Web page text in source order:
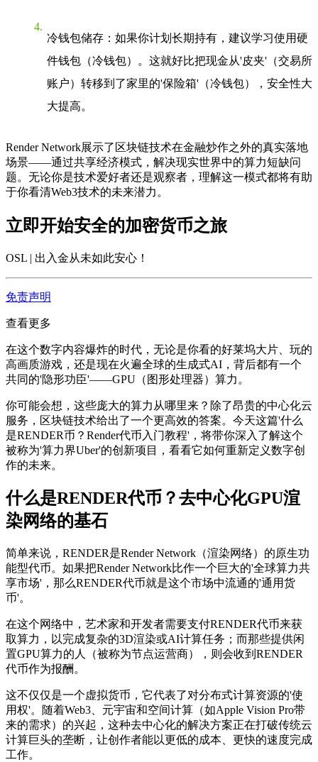
冷钱包储存 ：如果你计划长期持有，建议学习使用硬
件钱包（冷钱包）。这就好比把现金从'皮夹'（交易所
账户）转移到了家里的'保险箱'（冷钱包），安全性大
大提高。
Render Network展示了区块链技术在金融炒作之外的真实落地
场景——通过共享经济模式，解决现实世界中的算力短缺问
题。无论你是技术爱好者还是观察者，理解这一模式都将有助
于你看清Web3技术的未来潜力。
立即开始安全的加密货币之旅
OSL | 出入金从未如此安心 ！
免责声明
查看更多
在这个数字内容爆炸的时代，无论是你看的好莱坞大片、玩的
高画质游戏，还是现在火遍全球的生成式AI，背后都有一个
共同的'隐形功臣'——GPU（图形处理器）算力。
你可能会想，这些庞大的算力从哪里来？除了昂贵的中心化云
服务，区块链技术给出了一个更高效的答案。今天这篇'什么
是RENDER币？Render代币入门教程'，将带你深入了解这个
被称为'算力界Uber'的创新项目，看看它如何重新定义数字创
作的未来。
什么是RENDER代币？去中心化GPU渲
染网络的基石
简单来说，RENDER是Render Network（渲染网络）的原生功
能型代币。如果把Render Network比作一个巨大的'全球算力共
享市场'，那么RENDER代币就是这个市场中流通的'通用货
币'。
在这个网络中，艺术家和开发者需要支付RENDER代币来获
取算力，以完成复杂的3D渲染或AI计算任务；而那些提供闲
置GPU算力的人（被称为节点运营商），则会收到RENDER
代币作为报酬。
这不仅仅是一个虚拟货币，它代表了对分布式计算资源的'使
用权'。随着Web3、元宇宙和空间计算（如Apple Vision Pro带
来的需求）的兴起，这种去中心化的解决方案正在打破传统云
计算巨头的垄断，让创作者能以更低的成本、更快的速度完成
工作。